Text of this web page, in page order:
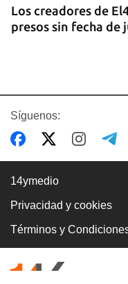
Los creadores de
presos sin fecha de
BANCARIZACIÓN
La ausencia de un
explica la escasez
Síguenos:
14ymedio
Privacidad y cookies
Términos y